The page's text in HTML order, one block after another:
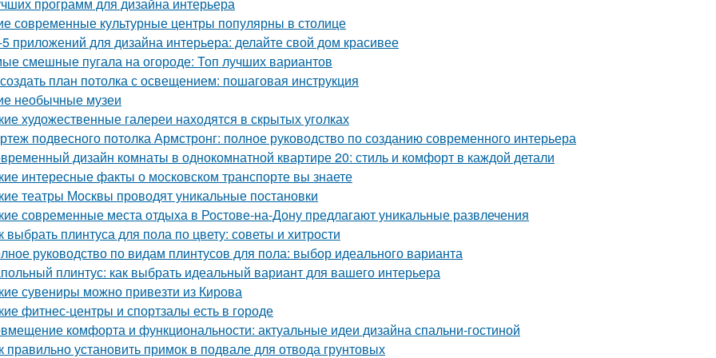
современные культурные центры популярны в столице
приложений для дизайна интерьера: делайте свой дом красивее
смешные пугала на огороде: Топ лучших вариантов
план потолка с освещением: пошаговая инструкция
необычные музеи
художественные галереи находятся в скрытых уголках
подвесного потолка Армстронг: полное руководство по созданию современного интерьера
дизайн комнаты в однокомнатной квартире 20: стиль и комфорт в каждой детали
интересные факты о московском транспорте вы знаете
театры Москвы проводят уникальные постановки
современные места отдыха в Ростове-на-Дону предлагают уникальные развлечения
выбрать плинтуса для пола по цвету: советы и хитрости
руководство по видам плинтусов для пола: выбор идеального варианта
плинтус: как выбрать идеальный вариант для вашего интерьера
сувениры можно привезти из Кирова
фитнес-центры и спортзалы есть в городе
комфорта и функциональности: актуальные идеи дизайна спальни-гостиной
правильно установить примок в подвале для отвода грунтовых